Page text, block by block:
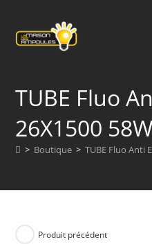
content
TUBE Fluo
26X1500
> Boutique > TUBE Fluo Anti
Produit précédent